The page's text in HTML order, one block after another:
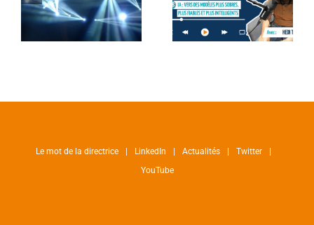
Le mot de la directrice LinkedIn Actualités
Twitter
YouTube